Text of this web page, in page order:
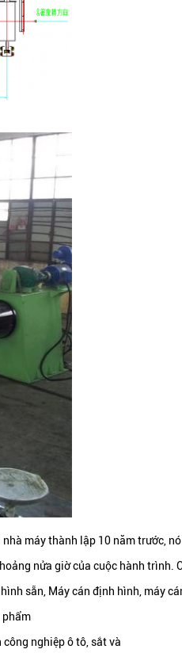
máy thành lập 10 năm trước,
nửa giờ của cuộc hành
sẵn, Máy cán định hình, máy
phẩm
nghiệp ô tô, sắt và